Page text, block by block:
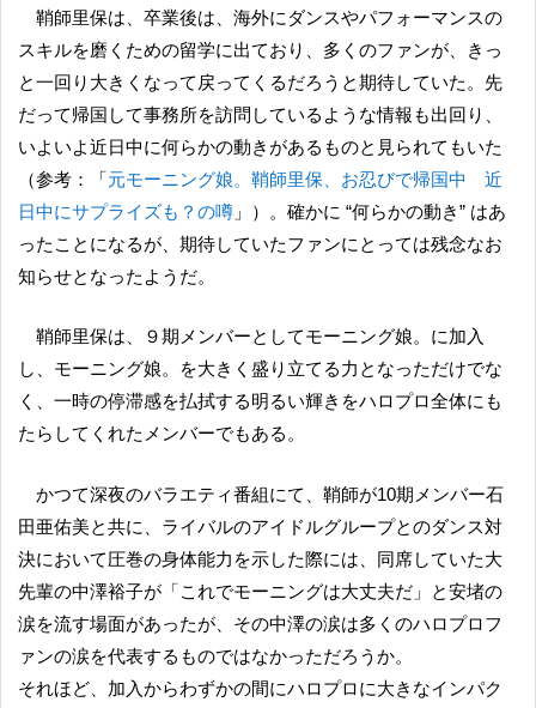
鞘師里保は、卒業後は、海外にダンスやパフォーマンスの
スキルを磨くための留学に出ており、多くのファンが、きっ
と一回り大きくなって戻ってくるだろうと期待していた。先
だって帰国して事務所を訪問しているような情報も出回り、
いよいよ近日中に何らかの動きがあるものと見られてもいた
（参考：「元モーニング娘。鞘師里保、お忍びで帰国中 近
日中にサプライズも？の噂 」）。確かに “何らかの動き” はあ
ったことになるが、期待していたファンにとっては残念なお
知らせとなったようだ。
鞘師里保は、９期メンバーとしてモーニング娘。に加入
し、モーニング娘。を大きく盛り立てる力となっただけでな
く、一時の停滞感を払拭する明るい輝きをハロプロ全体にも
たらしてくれたメンバーでもある。
かつて深夜のバラエティ番組にて、鞘師が10期メンバー石
田亜佑美と共に、ライバルのアイドルグループとのダンス対
決において圧巻の身体能力を示した際には、同席していた大
先輩の中澤裕子が「これでモーニングは大丈夫だ」と安堵の
涙を流す場面があったが、その中澤の涙は多くのハロプロフ
ァンの涙を代表するものではなかっただろうか。
それほど、加入からわずかの間にハロプロに大きなインパク